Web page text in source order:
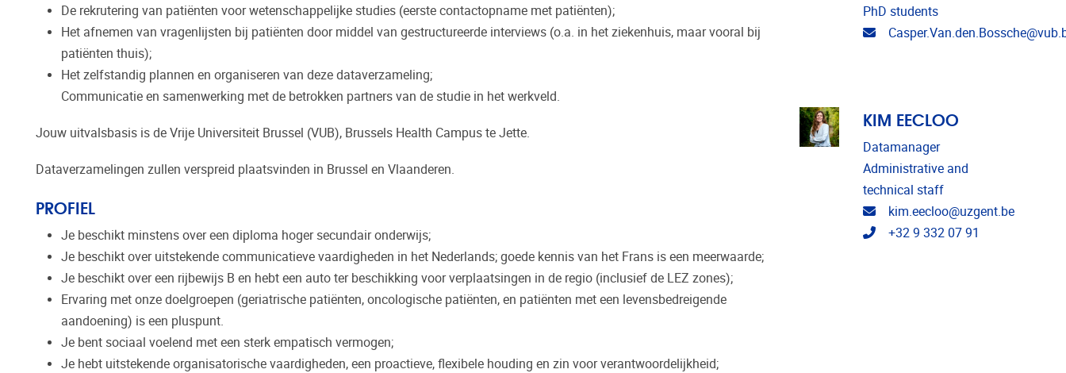
De rekrutering van patiënten voor wetenschappelijke studies (eerste contactopname met patiënten);
Het afnemen van vragenlijsten bij patiënten door middel van gestructureerde interviews (o.a. in het ziekenhuis, maar vooral bij
patiënten thuis);
Het zelfstandig plannen en organiseren van deze dataverzameling;
Communicatie en samenwerking met de betrokken partners van de studie in het werkveld.
Jouw uitvalsbasis is de Vrije Universiteit Brussel (VUB), Brussels Health Campus te Jette.
Dataverzamelingen zullen verspreid plaatsvinden in Brussel en Vlaanderen.
PROFIEL
Je beschikt minstens over een diploma hoger secundair onderwijs;
Je beschikt over uitstekende communicatieve vaardigheden in het Nederlands; goede kennis van het Frans is een meerwaarde;
Je beschikt over een rijbewijs B en hebt een auto ter beschikking voor verplaatsingen in de regio (inclusief de LEZ zones);
Ervaring met onze doelgroepen (geriatrische patiënten, oncologische patiënten, en patiënten met een levensbedreigende
aandoening) is een pluspunt.
Je bent sociaal voelend met een sterk empatisch vermogen;
Je hebt uitstekende organisatorische vaardigheden, een proactieve, flexibele houding en zin voor verantwoordelijkheid;
PhD students
Email address
KIM EECLOO
Datamanager
Administrative and
technical staff
Email address
kim.eecloo@uzgent.be
Telephone
+32 9 332 07 91